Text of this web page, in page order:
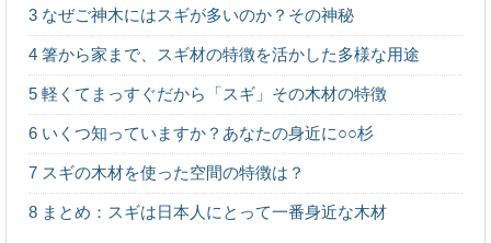
マツ（松）：知っておきたい日本の木材～そ
の特徴と物語～
日本人なら知っておきたい日本の木材をご紹介するシリ
ーズ。 今回は、日本の風景を形づくる代表的な...
木目の種類：柾目・板目・木口を、バウムク
ーヘンで学ぼう
木目の種類、「柾目」「板目」「木口」って聞いたこと
3 なぜご神木にはスギが多いのか？その神秘
4 箸から家まで、スギ材の特徴を活かした多様な用途
5 軽くてまっすぐだから「スギ」その木材の特徴
6 いくつ知っていますか？あなたの身近に○○杉
7 スギの木材を使った空間の特徴は？
8 まとめ：スギは日本人にとって一番身近な木材